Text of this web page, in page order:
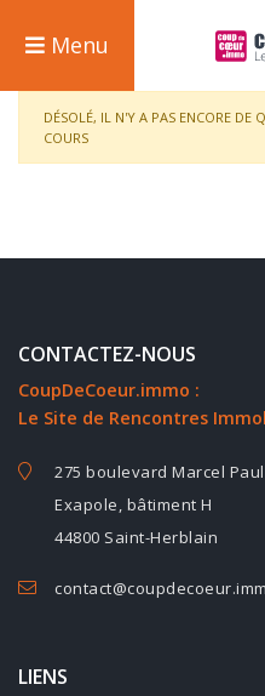
Menu
DÉSOLÉ, IL N'Y A PAS ENCORE DE
COURS
CONTACTEZ-NOUS
CoupDeCoeur.immo :
Le Site de Rencontres
275 boulevard Marcel Paul
Exapole, bâtiment H
44800 Saint-Herblain
LIENS